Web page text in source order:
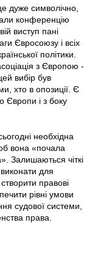
дуже символічно,
конференцію
виступ пані
Євросоюзу і всіх
політики.
з Європою -
вибір був
хто в опозиції. Є
Європи і з боку
необхідна
вона «почала
Залишаються чіткі
для
правові
рівні умови
судової системи,
права.